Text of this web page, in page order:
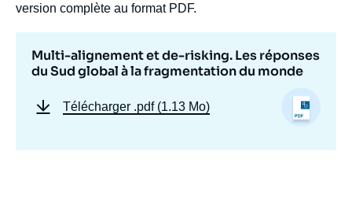
version complète au format PDF.
Multi-alignement et de-risking. Les réponses
du Sud global à la fragmentation du monde
Télécharger .pdf (1.13 Mo)
alignement et de-risking. Les réponses du
Sud global à la fragmentation du monde »,
Copier